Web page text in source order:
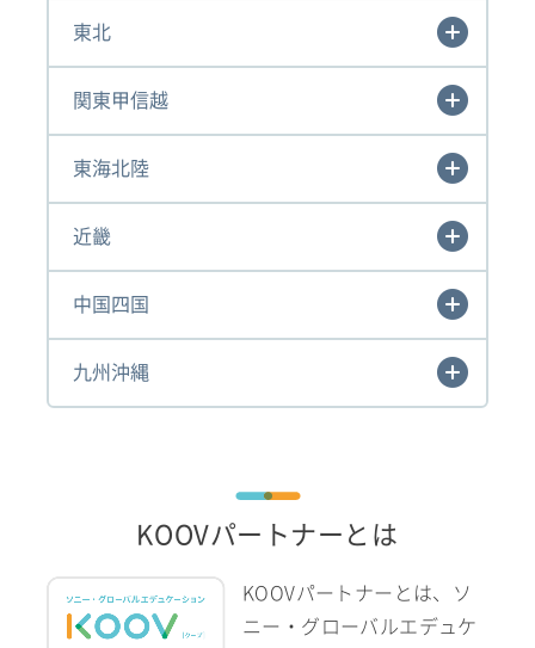
東北
関東甲信越
東海北陸
近畿
中国四国
九州沖縄
KOOVパートナーとは
KOOVパートナーとは、ソ
ニー・グローバルエデュケ